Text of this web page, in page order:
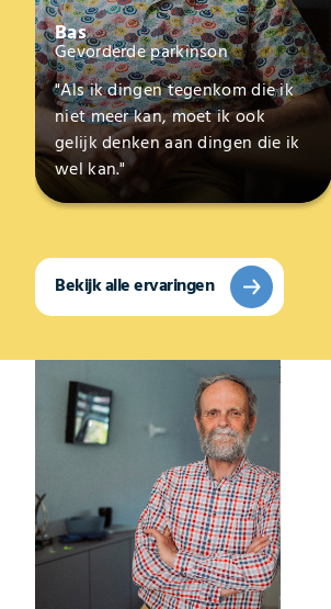
Bas
Gevorderde parkinson
"Als ik dingen tegenkom die ik
niet meer kan, moet ik ook
gelijk denken aan dingen die ik
wel kan."
Bekijk alle ervaringen